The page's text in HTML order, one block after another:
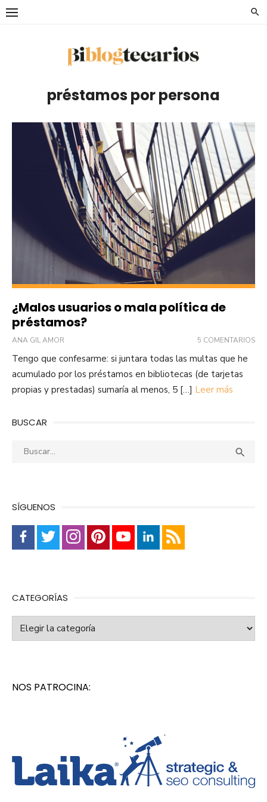
Saltar
préstamos por persona
¿Malos usuarios o mala política de
préstamos?
ANA GIL AMOR 5 COMENTARIOS
Tengo que confesarme: si juntara todas las multas que he
acumulado por los préstamos en bibliotecas (de tarjetas
propias y prestadas) sumaría al menos, 5 […] Leer más
BUSCAR
Buscar: 
SÍGUENOS
CATEGORÍAS
Categorías
NOS PATROCINA: